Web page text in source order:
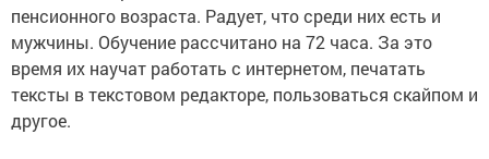
пенсионного возраста. Радует, что среди них есть и
мужчины. Обучение рассчитано на 72 часа. За это
время их научат работать с интернетом, печатать
тексты в текстовом редакторе, пользоваться скайпом и
другое.